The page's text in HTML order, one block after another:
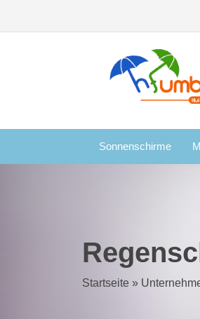
Sonnenschirme
Startseite »